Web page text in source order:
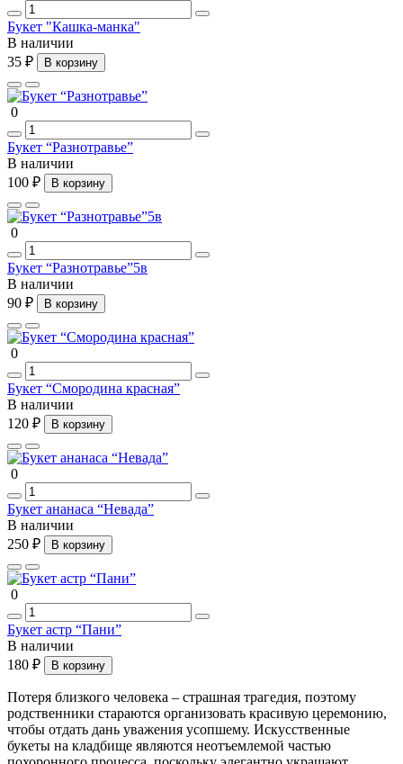
Букет "Кашка-манка"
В наличии
35 ₽
В корзину
0
Букет “Разнотравье”
В наличии
100 ₽
В корзину
0
Букет “Разнотравье”5в
В наличии
90 ₽
В корзину
0
Букет “Смородина красная”
В наличии
120 ₽
В корзину
0
Букет ананаса “Невада”
В наличии
250 ₽
В корзину
0
Букет астр “Пани”
В наличии
180 ₽
В корзину
Потеря близкого человека – страшная трагедия, поэтому
родственники стараются организовать красивую церемонию,
чтобы отдать дань уважения усопшему. Искусственные
букеты на кладбище являются неотъемлемой частью